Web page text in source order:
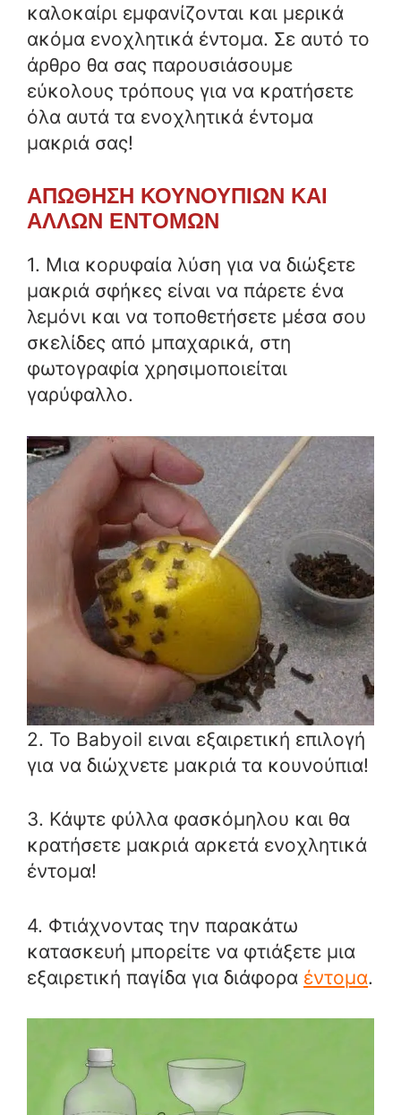
καλοκαίρι εμφανίζονται και μερικά
ακόμα ενοχλητικά έντομα. Σε αυτό το
άρθρο θα σας παρουσιάσουμε
εύκολους τρόπους για να κρατήσετε
όλα αυτά τα ενοχλητικά έντομα
μακριά σας!
ΑΠΩΘΗΣΗ ΚΟΥΝΟΥΠΙΩΝ ΚΑΙ
ΑΛΛΩΝ ΕΝΤΟΜΩΝ
1. Μια κορυφαία λύση για να διώξετε
μακριά σφήκες είναι να πάρετε ένα
λεμόνι και να τοποθετήσετε μέσα σου
σκελίδες από μπαχαρικά, στη
φωτογραφία χρησιμοποιείται
γαρύφαλλο.
2. Το Babyoil ειναι εξαιρετική επιλογή
για να διώχνετε μακριά τα κουνούπια!
3. Κάψτε φύλλα φασκόμηλου και θα
κρατήσετε μακριά αρκετά ενοχλητικά
έντομα!
4. Φτιάχνοντας την παρακάτω
κατασκευή μπορείτε να φτιάξετε μια
εξαιρετική παγίδα για διάφορα έντομα.